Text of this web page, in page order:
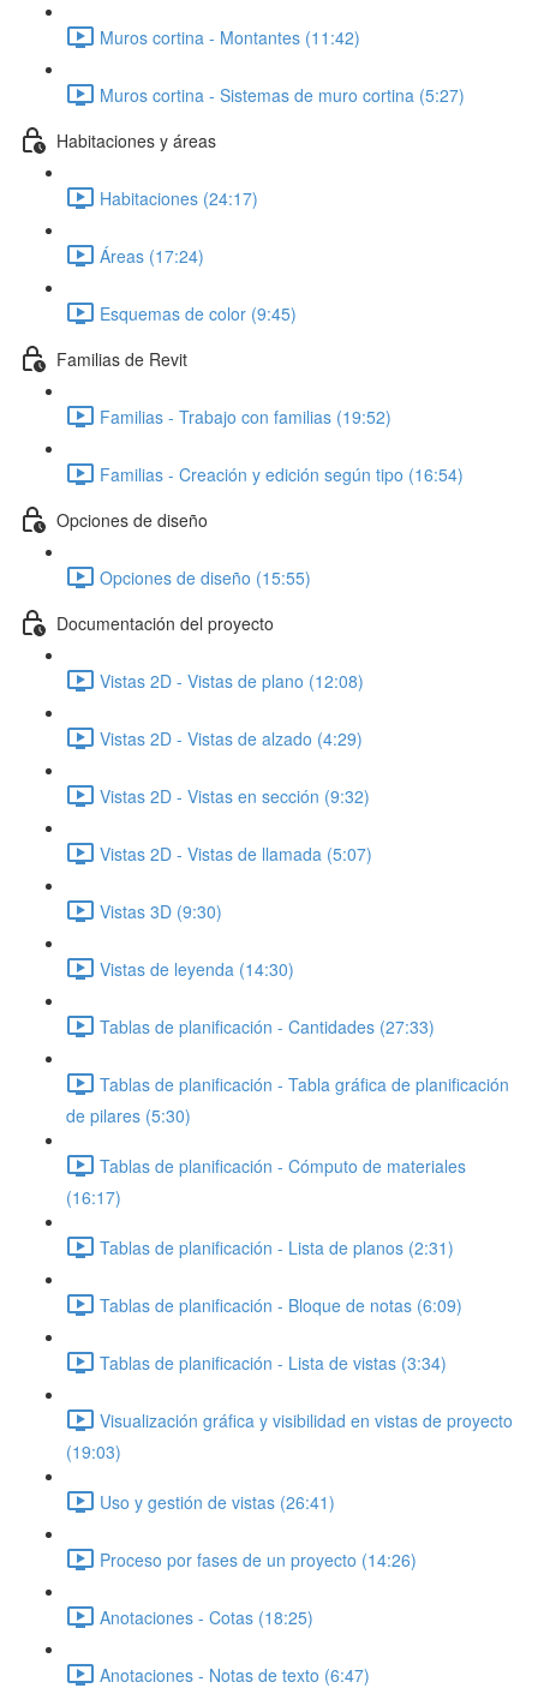
Muros cortina - Montantes (11:42)
Muros cortina - Sistemas de muro cortina (5:27)
Habitaciones y áreas
Habitaciones (24:17)
Áreas (17:24)
Esquemas de color (9:45)
Familias de Revit
Familias - Trabajo con familias (19:52)
Familias - Creación y edición según tipo (16:54)
Opciones de diseño
Opciones de diseño (15:55)
Documentación del proyecto
Vistas 2D - Vistas de plano (12:08)
Vistas 2D - Vistas de alzado (4:29)
Vistas 2D - Vistas en sección (9:32)
Vistas 2D - Vistas de llamada (5:07)
Vistas 3D (9:30)
Vistas de leyenda (14:30)
Tablas de planificación - Cantidades (27:33)
Tablas de planificación - Tabla gráfica de planificación
de pilares (5:30)
Tablas de planificación - Cómputo de materiales
(16:17)
Tablas de planificación - Lista de planos (2:31)
Tablas de planificación - Bloque de notas (6:09)
Tablas de planificación - Lista de vistas (3:34)
Visualización gráfica y visibilidad en vistas de proyecto
(19:03)
Uso y gestión de vistas (26:41)
Proceso por fases de un proyecto (14:26)
Anotaciones - Cotas (18:25)
Anotaciones - Notas de texto (6:47)